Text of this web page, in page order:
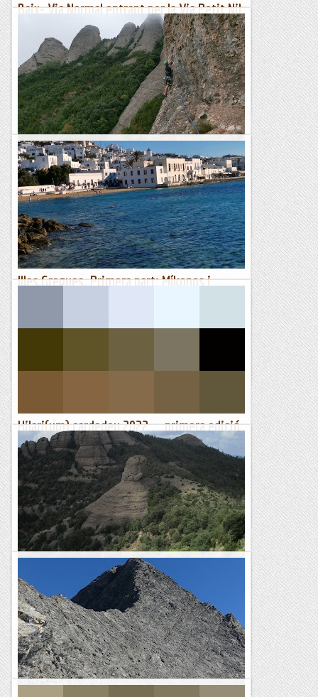
Baix- Via Normal entrant per la Via Petit Nil
- 17/02/2023
Si bé, ja havíem pujat el Frare de Baix, no hi havíem pujat
per la via normal. Aquesta via ens feia il·lusió, és una ascensió
clàssica de Montserrat, així que avui hem...
Manel&Ita
Via Normal al Trencabarrals.
Després de vint anys cardant el pena per Sant Benet i els
Gorros finalment s'han alineat els astres i ens hem anat a
arrossegar a aquest monòlit tant ben parit. Ens ha semblat...
Bloc Empotrat
Illes Gregues. Primera part: Míkonos i
casa amb bicicleta, ens hem agafat uns dies de vacances i
Sortides a Muntanya
Hilari(um) cardedeu 2022 ... primera edició
(16/17/18 septembre 2022)
Aquest any hem tingut la sort de disfrutar de la primera
edició del HILARI(UM) a Cardedeu, més concretament a: El
conjunt de Cal Ros de Sant Hilari, situat a...
El món de la ferrata i la escalada
La Normal al Roc de la Bala.
Fa molts anys, vaig anar d'excursió per aquests cap de serrat
de la Móra Comdal i vaig veure alguna coseta a la cara sud
del Roc de la Bala. Des de llavors, sempre he tingut...
Romàntic Guerrer